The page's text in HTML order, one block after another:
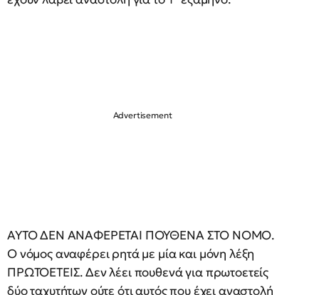
ΑΥΤΟ ΔΕΝ ΑΝΑΦΕΡΕΤΑΙ ΠΟΥΘΕΝΑ ΣΤΟ ΝΟΜΟ.
Ο νόμος αναφέρει ρητά με μία και μόνη λέξη
ΠΡΩΤΟΕΤΕΙΣ. Δεν λέει πουθενά για πρωτοετείς
δύο ταχυτήτων ούτε ότι αυτός που έχει αναστολή